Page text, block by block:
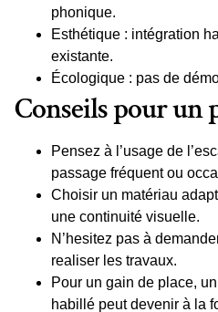
phonique.
Esthétique : intégration
existante.
Écologique : pas de
Conseils pour un
Pensez à l’usage de
passage fréquent ou
Choisir un matériau
une continuité visuelle.
N’hesitez pas à
realiser les travaux.
Pour un gain de place,
habillé peut devenir à la